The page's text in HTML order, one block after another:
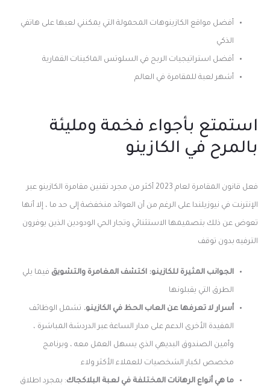
أفضل مواقع الكازينوهات المحمولة التي يمكنني لعبها على هاتفي
الذكي
أفضل استراتيجيات الربح في السلوتس الماكينات القمارية
أشهر لعبة للمقامرة في العالم
استمتع بأجواء فخمة ومليئة
بالمرح في الكازينو
فعل قانون المقامرة لعام 2023 أكثر من مجرد تقنين مقامرة الكازينو عبر
الإنترنت في نيوزيلندا على الرغم من أن العوائد منخفضة إلى حد ما ، إلا أنها
تعوض عن ذلك بتصميمها الاستثنائي وتجار الحي الودودين الذين يوفرون
الترفيه بدون توقف
الجوانب المثيرة للكازينو: اكتشف المغامرة والتشويق فيما يلي
الطرق التي يقبلونها
أسرار لا تعرفها عن العاب الحظ في الكازينو. تشمل الوظائف
المفيدة الأخرى الدعم على مدار الساعة عبر الدردشة المباشرة ،
وأمين الصندوق البديهي الذي يسهل العمل معه ، وبرنامج
مخصص لكبار الشخصيات للعملاء الأكثر ولاء
ما هي أنواع الرهانات المختلفة في لعبة البلاكجاك: بمجرد اطلاق